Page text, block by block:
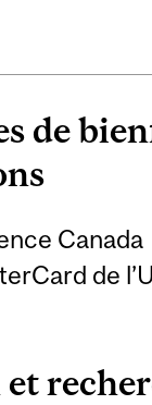
de
Canada
de